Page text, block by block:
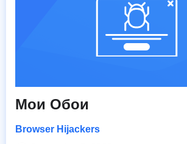
Мои Обои
Browser Hijackers